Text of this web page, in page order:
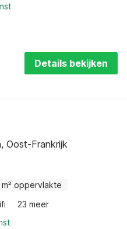
Details bekijken
Oost-Frankrijk
oppervlakte
23 meer